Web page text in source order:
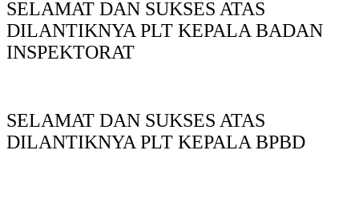
SELAMAT DAN SUKSES ATAS
DILANTIKNYA PLT KEPALA BADAN
INSPEKTORAT
SELAMAT DAN SUKSES ATAS
DILANTIKNYA PLT KEPALA BPBD